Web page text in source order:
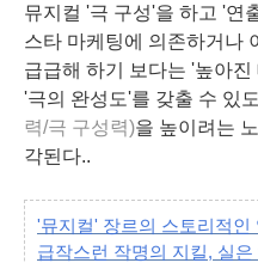
뮤지컬 '극 구성'을 하고 '연
스타 마케팅에 의존하거나
급급해 하기 보다는 '높아
'극의 완성도'를 갖출 수 있
력/극 구성력)을 높이려는
각된다..
'뮤지컬' 장르의 스토리적인
급작스런 작명의 지킬, 실